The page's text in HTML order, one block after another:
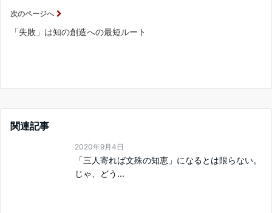
次のページへ
「失敗」は知の創造への最短ルート
関連記事
2020年9月4日
「三人寄れば文殊の知恵」になるとは限らない。
じゃ、どう...